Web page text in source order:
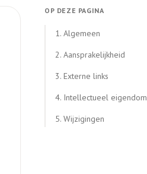
OP DEZE PAGINA
1. Algemeen
2. Aansprakelijkheid
3. Externe links
4. Intellectueel eigendom
5. Wijzigingen